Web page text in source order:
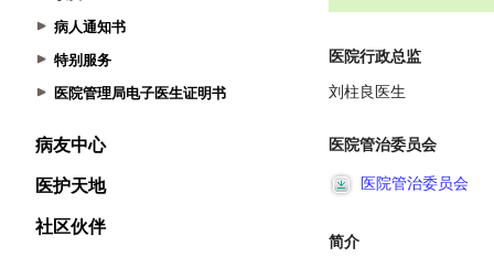
病人通知书
特别服务
医院管理局电子医生证明书
病友中心
医护天地
社区伙伴